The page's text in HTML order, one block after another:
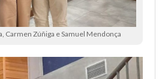
Carmen Zúñiga e Samuel Mendonça